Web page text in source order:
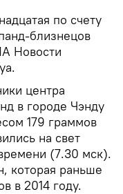
по счету
близнецов
Новости
центра
в городе Чэнду
179 граммов
на свет
(7.30 мск).
которая раньше
в 2014 году.